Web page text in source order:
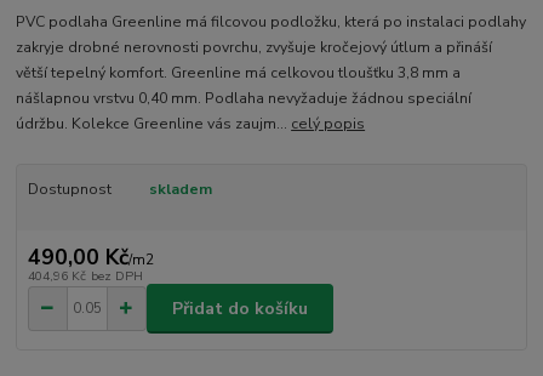
PVC podlaha Greenline má filcovou podložku, která po instalaci podlahy
zakryje drobné nerovnosti povrchu, zvyšuje kročejový útlum a přináší
větší tepelný komfort. Greenline má celkovou tloušťku 3,8 mm a
nášlapnou vrstvu 0,40 mm. Podlaha nevyžaduje žádnou speciální
údržbu. Kolekce Greenline vás zaujm... celý popis
Dostupnost skladem
490,00 Kč/m2
404,96 Kč bez DPH
Přidat do košíku